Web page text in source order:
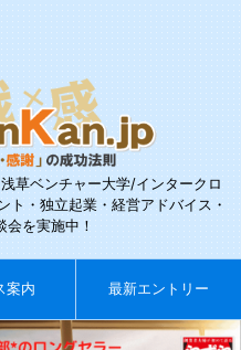
草ベンチャー大学/インタークロ
ト・独立起業・経営アドバイス・
会を実施中！
案内 最新エントリー